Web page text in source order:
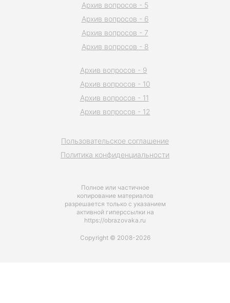
Полное или частичное
копирование материалов
разрешается только с указанием
активной гиперссылки на
https://obrazovaka.ru
Пользовательское соглашение
Политика конфиденциальности
Архив вопросов - 5
Архив вопросов - 6
Архив вопросов - 7
Архив вопросов - 8
Архив вопросов - 9
Архив вопросов - 10
Архив вопросов - 11
Архив вопросов - 12
Copyright © 2008-2026